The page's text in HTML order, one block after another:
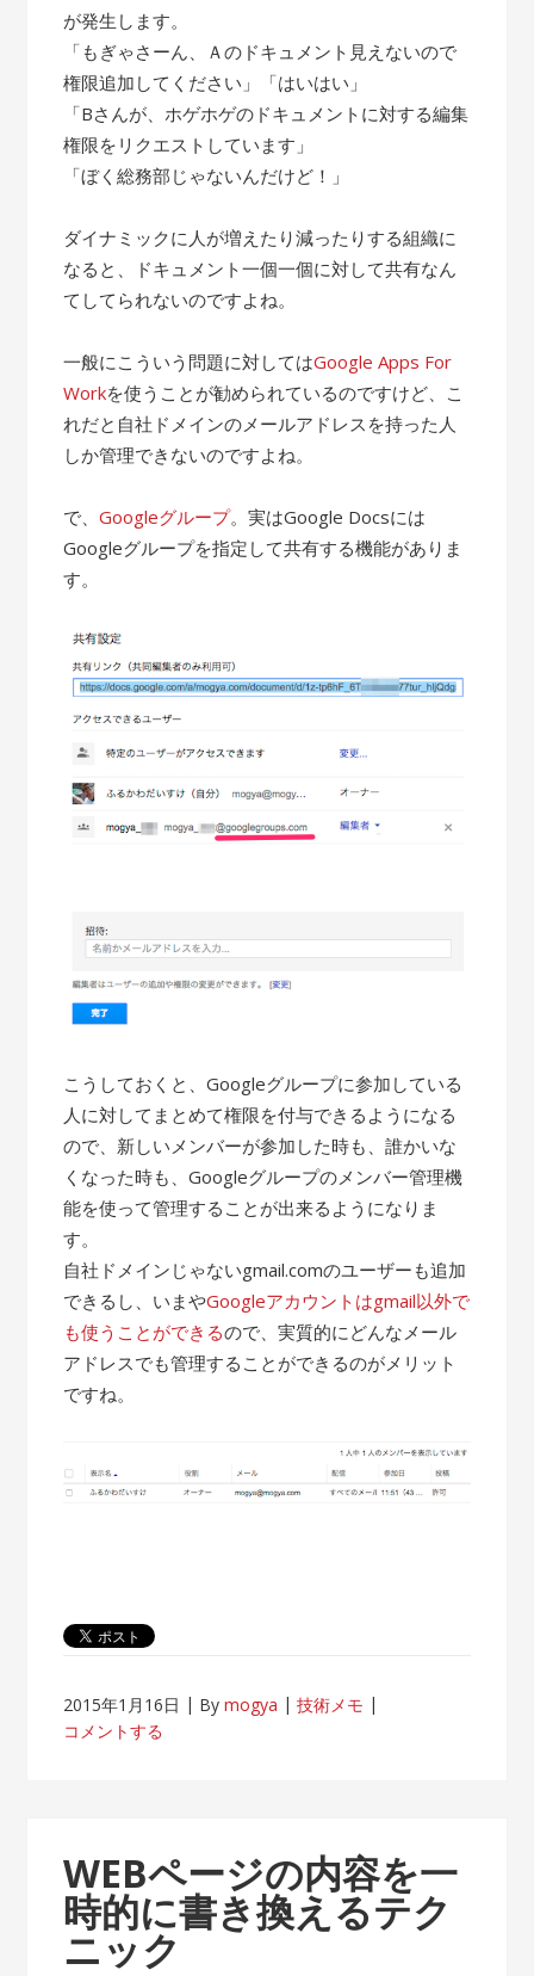
が発生します。
「もぎゃさーん、Ａのドキュメント見えないので
権限追加してください」「はいはい」
「Bさんが、ホゲホゲのドキュメントに対する編集
権限をリクエストしています」
「ぼく総務部じゃないんだけど！」
ダイナミックに人が増えたり減ったりする組織に
なると、ドキュメント一個一個に対して共有なん
てしてられないのですよね。
一般にこういう問題に対してはGoogle Apps For
Workを使うことが勧められているのですけど、こ
れだと自社ドメインのメールアドレスを持った人
しか管理できないのですよね。
で、Googleグループ。実はGoogle Docsには
Googleグループを指定して共有する機能がありま
す。
こうしておくと、Googleグループに参加している
人に対してまとめて権限を付与できるようになる
ので、新しいメンバーが参加した時も、誰かいな
くなった時も、Googleグループのメンバー管理機
能を使って管理することが出来るようになりま
す。
自社ドメインじゃないgmail.comのユーザーも追加
できるし、いまやGoogleアカウントはgmail以外で
も使うことができるので、実質的にどんなメール
アドレスでも管理することができるのがメリット
ですね。
2015年1月16日 Bymogya
技術メモ
コメントする
WEBページの内容を一
時的に書き換えるテク
ニック